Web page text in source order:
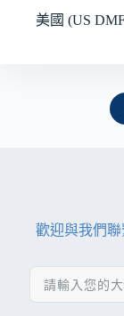
美國 (US
歡迎與我們聯